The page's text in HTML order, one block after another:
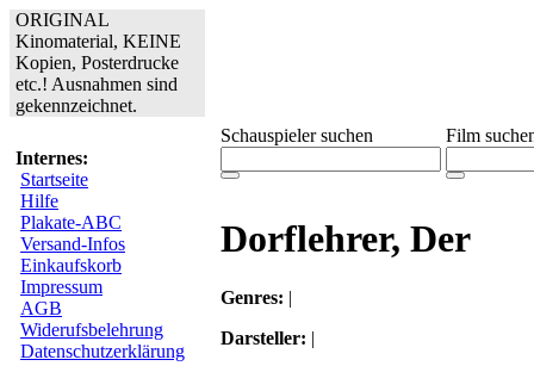
ORIGINAL
Kinomaterial, KEINE
Kopien, Posterdrucke
etc.! Ausnahmen sind
gekennzeichnet.
Internes:
Startseite
Hilfe
Plakate-ABC
Versand-Infos
Einkaufskorb
Impressum
AGB
Widerufsbelehrung
Datenschutzerklärung
Schauspieler suchen Film
Dorflehrer, Der
Genres: |
Darsteller: |